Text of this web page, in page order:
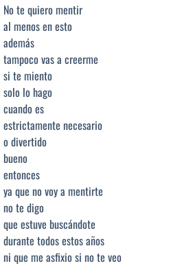
No te quiero mentir
al menos en esto
además
tampoco vas a creerme
si te miento
solo lo hago
cuando es
estrictamente necesario
o divertido
bueno
entonces
ya que no voy a mentirte
no te digo
que estuve buscándote
durante todos estos años
ni que me asfixio si no te veo